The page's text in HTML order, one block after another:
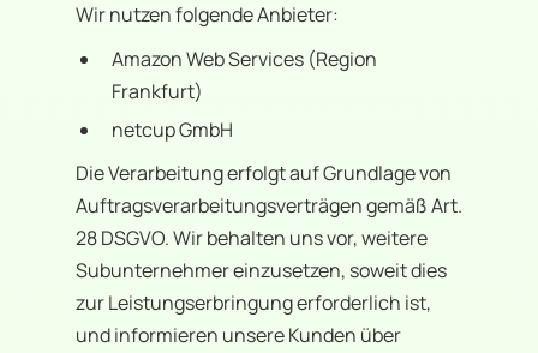
Wir nutzen folgende Anbieter:
Amazon Web Services (Region
Frankfurt)
netcup GmbH
Die Verarbeitung erfolgt auf Grundlage von
Auftragsverarbeitungsverträgen gemäß Art.
28 DSGVO. Wir behalten uns vor, weitere
Subunternehmer einzusetzen, soweit dies
zur Leistungserbringung erforderlich ist,
und informieren unsere Kunden über